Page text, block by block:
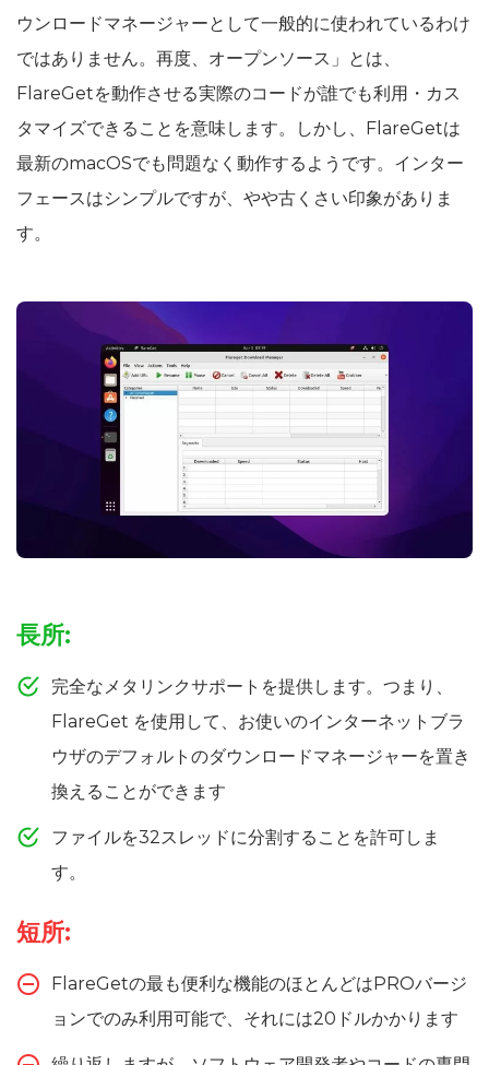
ウンロードマネージャーとして一般的に使われているわけ
ではありません。再度、オープンソース」とは、
FlareGetを動作させる実際のコードが誰でも利用・カス
タマイズできることを意味します。しかし、FlareGetは
最新のmacOSでも問題なく動作するようです。インター
フェースはシンプルですが、やや古くさい印象がありま
す。
長所:
完全なメタリンクサポートを提供します。つまり、
FlareGet を使用して、お使いのインターネットブラ
ウザのデフォルトのダウンロードマネージャーを置き
換えることができます
ファイルを32スレッドに分割することを許可しま
す。
短所:
FlareGetの最も便利な機能のほとんどはPROバージ
ョンでのみ利用可能で、それには20ドルかかります